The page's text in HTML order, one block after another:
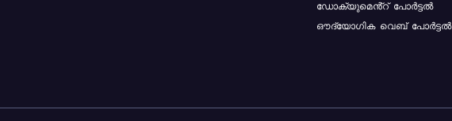
ഡോക്യുമെൻ്റ് പോർട്ടൽ
ഔദ്യോഗിക വെബ് പോർട്ടൽ